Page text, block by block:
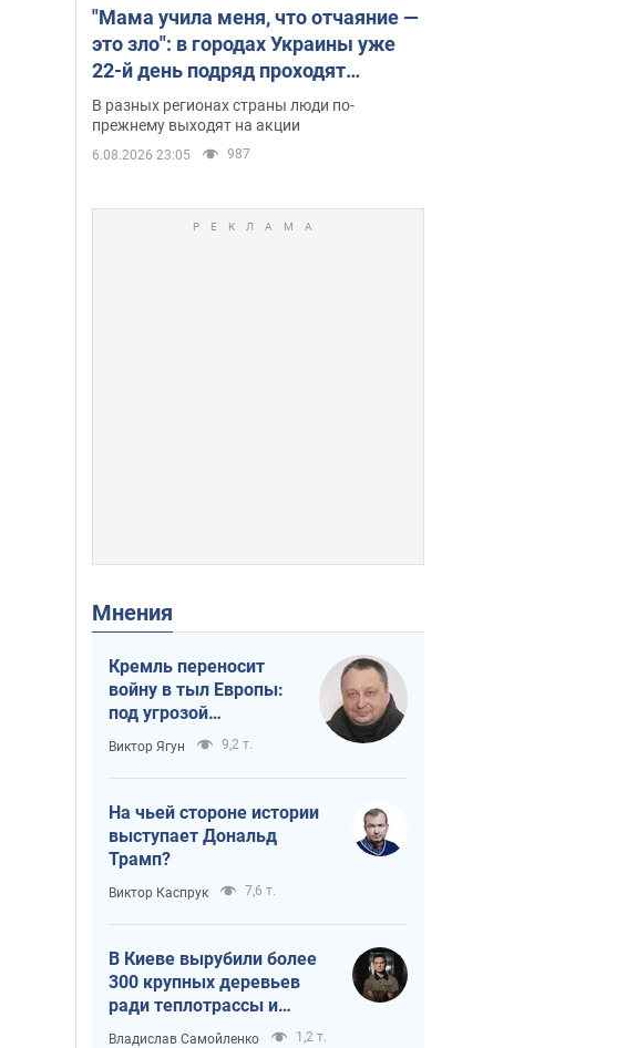
"Мама учила меня, что отчаяние —
это зло": в городах Украины уже
22-й день подряд проходят
массовые митинги за
возвращение Федорова. Фото и
видео
В разных регионах страны люди по-
прежнему выходят на акции
6.08.2026 23:05 987
Мнения
Кремль переносит
войну в тыл Европы:
под угрозой
критическая
логистика
Виктор Ягун 9,2 т.
На чьей стороне истории
выступает Дональд
Трамп?
Виктор Каспрук 7,6 т.
В Киеве вырубили более
300 крупных деревьев
ради теплотрассы и
вопреки Генплану
Владислав Самойленко 1,2 т.